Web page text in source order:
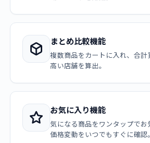
まとめ比較機能
複数商品をカートに入れ、合計
高い店舗を算出。
お気に入り機能
気になる商品をワンタップでお
価格変動をいつでもすぐに確認。